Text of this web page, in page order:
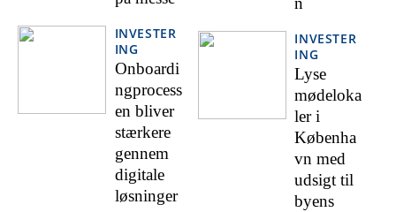
INVESTER
ING
Onboardi
ngprocess
en bliver
stærkere
gennem
digitale
løsninger
INVESTER
ING
Lyse
mødeloka
ler i
Københa
vn med
udsigt til
byens